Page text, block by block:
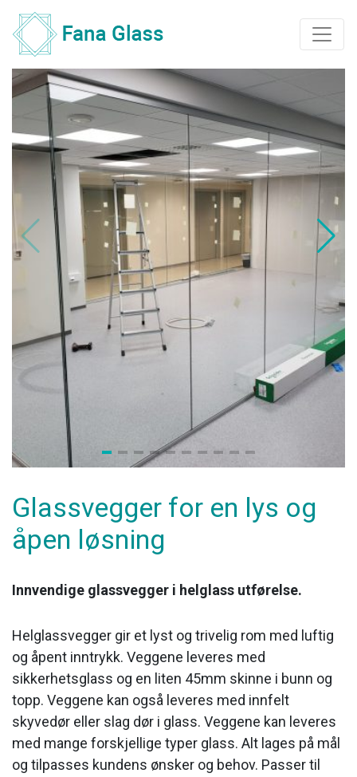
Main Navigation
Glassvegger for en lys og
åpen løsning
Innvendige glassvegger i helglass utførelse.
Helglassvegger gir et lyst og trivelig rom med luftig
og åpent inntrykk. Veggene leveres med
sikkerhetsglass og en liten 45mm skinne i bunn og
topp. Veggene kan også leveres med innfelt
skyvedør eller slag dør i glass. Veggene kan leveres
med mange forskjellige typer glass. Alt lages på mål
og tilpasses kundens ønsker og behov. Passer til